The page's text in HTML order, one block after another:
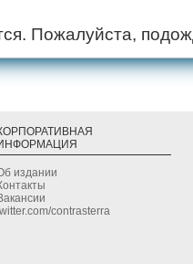
Пожалуйста,
издании
contrasterra